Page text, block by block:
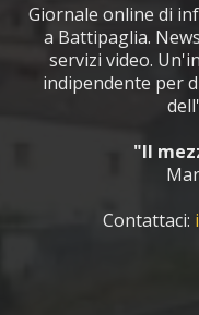
Giornale online di
a Battipaglia.
servizi video.
indipendente per
"Il
Contattaci: